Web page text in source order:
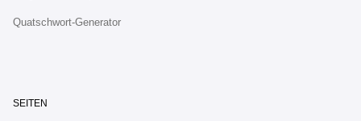
Quatschwort-Generator
SEITEN